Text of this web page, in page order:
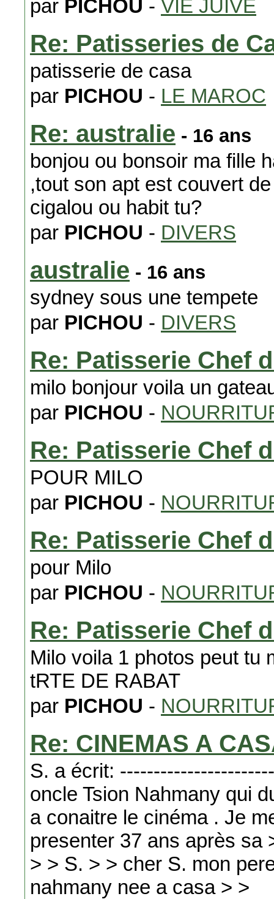
par PICHOU - VIE JUIVE
Re: Patisseries de
patisserie de casa
par PICHOU - LE MAROC
Re: australie - 16 ans
bonjou ou bonsoir ma fille
,tout son apt est couvert
cigalou ou habit tu?
par PICHOU - DIVERS
australie - 16 ans
sydney sous une tempete
par PICHOU - DIVERS
Re: Patisserie Chef
milo bonjour voila un
par PICHOU -
Re: Patisserie Chef
POUR MILO
par PICHOU -
Re: Patisserie Chef
pour Milo
par PICHOU -
Re: Patisserie Chef
Milo voila 1 photos peut tu
tRTE DE RABAT
par PICHOU -
Re: CINEMAS A
S. a écrit:
oncle Tsion Nahmany qui
a conaitre le cinéma . Je
presenter 37 ans après sa
> > S. > > cher S. mon
nahmany nee a casa > >